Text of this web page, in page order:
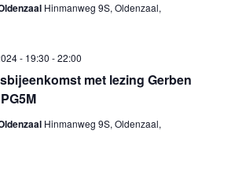
Hinmanweg 9S, Oldenzaal,
met lezing Gerben
- 19:30 -22:00
Hinmanweg 9S, Oldenzaal,